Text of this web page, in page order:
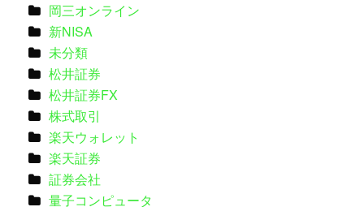
岡三オンライン
新NISA
未分類
松井証券
松井証券FX
株式取引
楽天ウォレット
楽天証券
証券会社
量子コンピュータ